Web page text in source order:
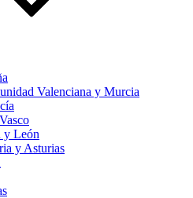
Valenciana y Murcia
y León
y Asturias